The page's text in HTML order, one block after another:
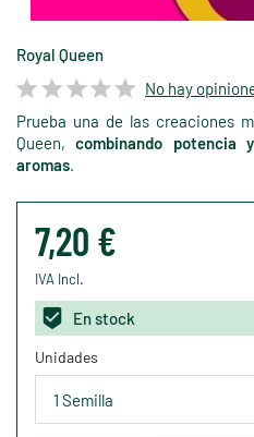
Royal Queen
No hay
Prueba una de las creaciones
Queen,combinando potencia
aromas.
7,20 €
IVA Incl.
En stock
Unidades